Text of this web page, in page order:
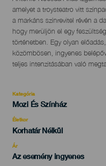
evento
amelyet a troysteatro vitt
a markáns színrevitel révén a
hogy merüljön el egy
történetben. Egy olyan
közömbösen, ingyenes
teljes intenzitásában való
Kategória
Categoría
evento
Mozi És Színház
Életkor
Edad
Korhatár Nélkül
Ár
Az esemény ingyenes